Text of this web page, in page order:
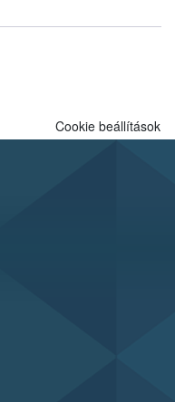
jártas szakértőt.
Cookie beállítások